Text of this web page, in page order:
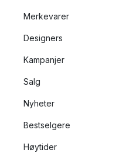
Merkevarer
Designers
Kampanjer
Salg
Nyheter
Bestselgere
Høytider